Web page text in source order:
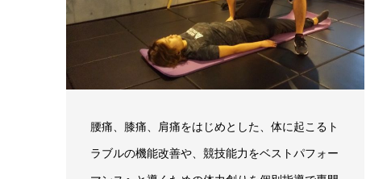
腰痛、膝痛、肩痛をはじめとした、体に起こるト
ラブルの機能改善や、競技能力をベストパフォー